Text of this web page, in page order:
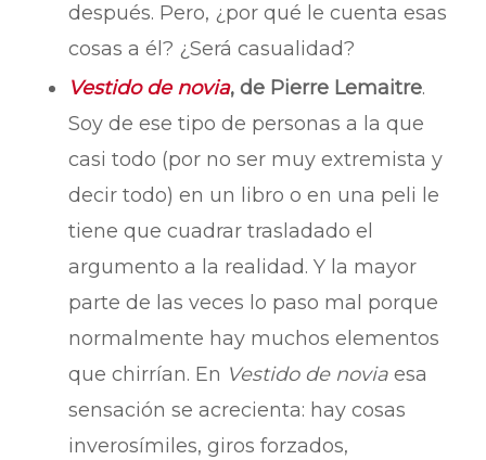
después. Pero, ¿por qué le cuenta esas
cosas a él? ¿Será casualidad?
Vestido de novia, de Pierre Lemaitre.
Soy de ese tipo de personas a la que
casi todo (por no ser muy extremista y
decir todo) en un libro o en una peli le
tiene que cuadrar trasladado el
argumento a la realidad. Y la mayor
parte de las veces lo paso mal porque
normalmente hay muchos elementos
que chirrían. En Vestido de novia esa
sensación se acrecienta: hay cosas
inverosímiles, giros forzados,